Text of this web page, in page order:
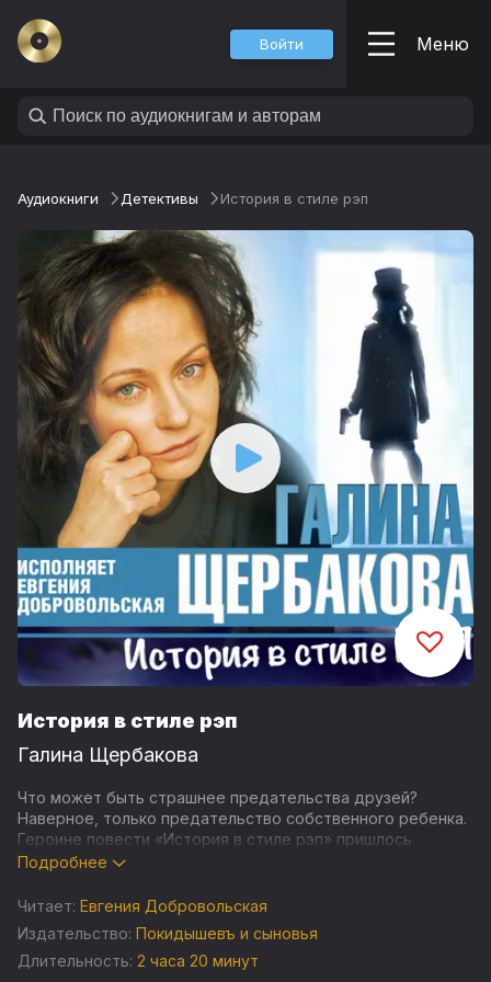
Войти Меню
Аудиокниги Детективы История в стиле рэп
История в стиле рэп
Галина Щербакова
Что может быть страшнее предательства друзей?
Наверное, только предательство собственного ребенка.
Героине повести «История в стиле рэп» пришлось
хлебнуть предательство во всех его возможных
подозревает собственную дочь, поездка на малую
лучше бы их никогда и не знать… Как справиться со всем
этим? Кто станет опорой и поддержкой в этот тяжелый
Подробнее
Читает: Евгения Добровольская
Издательство: Покидышевъ и сыновья
Длительность: 2 часа 20 минут